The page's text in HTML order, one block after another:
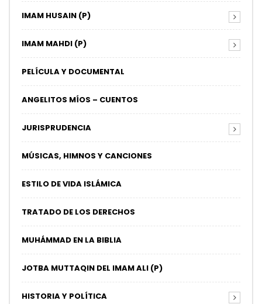
IMAM HUSAIN (P)
IMAM MAHDI (P)
PELÍCULA Y DOCUMENTAL
ANGELITOS MÍOS – CUENTOS
JURISPRUDENCIA
MÚSICAS, HIMNOS Y CANCIONES
ESTILO DE VIDA ISLÁMICA
TRATADO DE LOS DERECHOS
MUHÁMMAD EN LA BIBLIA
JOTBA MUTTAQIN DEL IMAM ALI (P)
HISTORIA Y POLÍTICA